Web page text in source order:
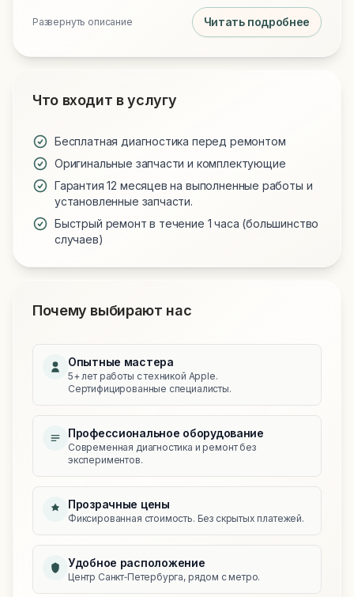
зарядки iPhone 16 мастер аккуратно очищает сам
порт зарядки снаружи, снимает нижний модуль,
специальными щетками и изопропиловым спиртом,
воздухом. После сборки проверяется работа
зарядки, передача данных по кабелю и отсутствие
загрязнение было причиной неисправности, чистка
позволяет избежать более дорогой замены
шлейфа.​​
Развернуть описание Читать подробнее
Что входит в услугу
Бесплатная диагностика перед ремонтом
Оригинальные запчасти и комплектующие
Гарантия 12 месяцев на выполненные работы и
установленные запчасти.
Быстрый ремонт в течение 1 часа (большинство
случаев)
Почему выбирают нас
Опытные мастера
5+ лет работы с техникой Apple.
Сертифицированные специалисты.
Профессиональное оборудование
Современная диагностика и ремонт без
экспериментов.
Прозрачные цены
Фиксированная стоимость. Без скрытых платежей.
Удобное расположение
Центр Санкт‑Петербурга, рядом с метро.